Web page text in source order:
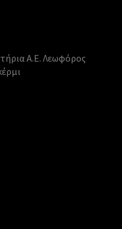
Α.Ε. Λεωφόρος